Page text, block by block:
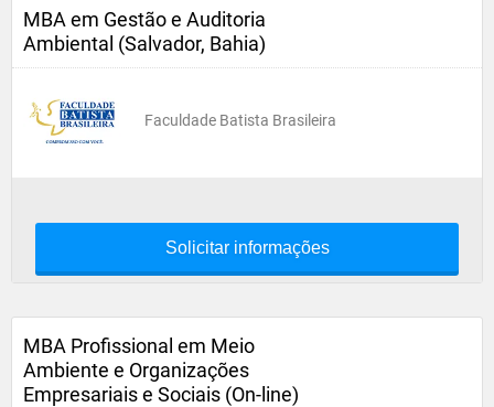
MBA em Gestão e Auditoria
Ambiental (Salvador, Bahia)
Faculdade Batista Brasileira
Solicitar informações
MBA Profissional em Meio
Ambiente e Organizações
Empresariais e Sociais (On-line)